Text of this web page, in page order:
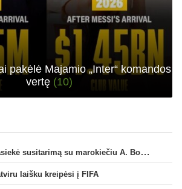
pakėlė Majamio „Inter“ komandos
vertę (10)
„Man City“ klubas pasiekė susitarimą su marokiečiu A. Bouaddi
laišku kreipėsi į FIFA